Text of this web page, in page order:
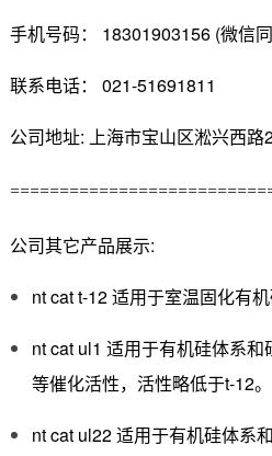
手机号码： 18301903156 (微信
联系电话： 021-51691811
公司地址: 上海市宝山区淞兴西路
公司其它产品展示:
nt cat t-12 适用于室温固化有
nt cat ul1 适用于有机硅体系
等催化活性，活性略低于t-12。
nt cat ul22 适用于有机硅体系